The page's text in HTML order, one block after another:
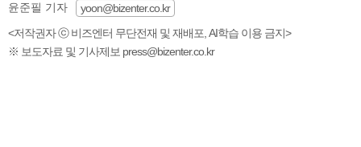
윤준필 기자
yoon@bizenter.co.kr
<저작권자 ⓒ 비즈엔터 무단전재 및 재배포, AI학습 이용 금지>
※ 보도자료 및 기사제보 press@bizenter.co.kr